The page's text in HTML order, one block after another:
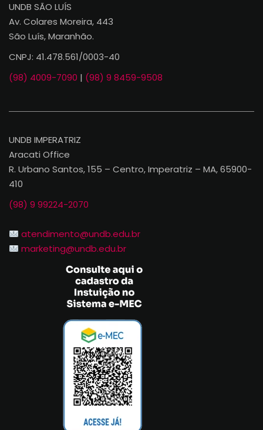
UNDB SÃO LUÍS
Av. Colares Moreira, 443
São Luís, Maranhão.
CNPJ: 41.478.561/0003-40
(98) 4009-7090 | (98) 9 8459-9508
UNDB IMPERATRIZ
Aracati Office
R. Urbano Santos, 155 – Centro, Imperatriz – MA, 65900-
410
(98) 9 99224-2070
atendimento@undb.edu.br
marketing@undb.edu.br